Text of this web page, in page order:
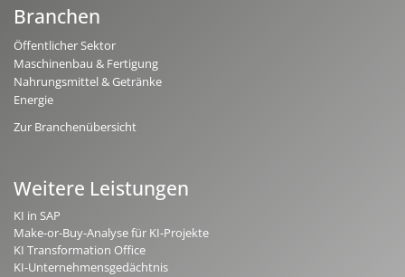
Branchen
Öffentlicher Sektor
Maschinenbau & Fertigung
Nahrungsmittel & Getränke
Energie
Zur Branchenübersicht
Weitere Leistungen
KI in SAP
Make-or-Buy-Analyse für KI-Projekte
KI Transformation Office
KI-Unternehmensgedächtnis